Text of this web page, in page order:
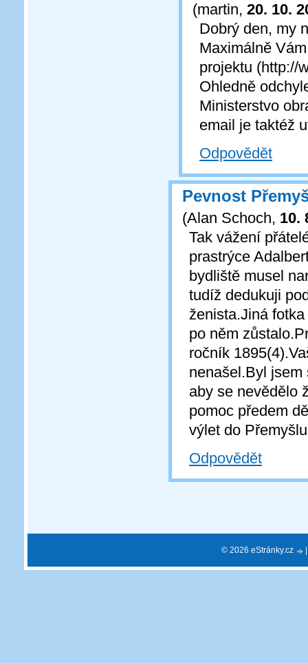
(martin, 20. 10.
Dobrý den, my
Maximálně
projektu (http://
Ohledně
Ministerstvo
email je taktéž
Odpovědět
Pevnost
(Alan Schoch, 10.
Tak vážení
prastrýce
bydliště musel
tudíž dedukuji
ženista.Jiná
po něm
ročník
nenašel.Byl
aby se nevědělo
pomoc předem
výlet do
Odpovědět
© 2026 eStránky.cz